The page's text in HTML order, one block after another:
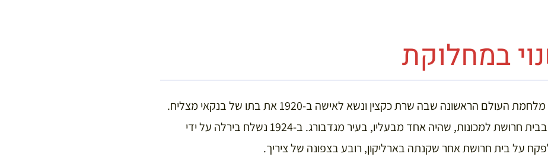
במחלוקת
אמיל בירלה שרד את מלחמת העולם הראשונה שבה שרת כקצין ונשא לאישה ב-1920 את בתו של בנקאי מצליח.
חותנו סידר לו עבודה בבית חרושת למכונות, שהיה אחד מבעליו, בעיר מגדבורג. ב-1924 נשלח בירלה על ידי
על בית חרושת אחר שקנתה בארליקון, רובע בצפונה של ציריך.